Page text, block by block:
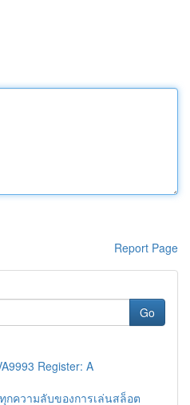
Report Page
Go
Register: A
กความลับของการเล่นสล็อต